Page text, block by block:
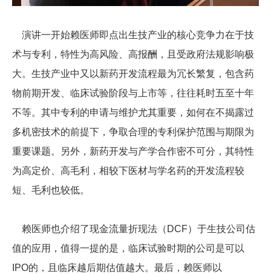
演讲一开始赖医师即点出生技产业的核心竞争力在于技
术与专利，特性为高风险、高报酬，且受政府法规影响极
大。生技产业中又以新药开发流程最为冗长繁复，包含药
物前期开发、临床试验阶段与上市等，往往耗时五至十年
不等。其中专利的申请与维护尤其重要，如何在不揭露过
多机密技术的前提下，争取合理的专利保护范围与期限为
重要课题。另外，新药开发与产学合作密不可分，其特性
为高定价、高毛利，相较下医材与学名药的开发流程较
短、毛利也较低。
赖医师也介绍了现金流量折现法（DCF）于生技公司估
值的应用，值得一提的是，临床试验时期的公司是可以
IPO的，且临床越后期估值越大。 最后，赖医师以